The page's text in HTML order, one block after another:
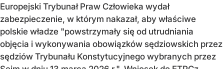
Europejski Trybunał Praw Człowieka wydał
zabezpieczenie, w którym nakazał, aby właściwe
polskie władze "powstrzymały się od utrudniania
objęcia i wykonywania obowiązków sędziowskich przez
sędziów Trybunału Konstytucyjnego wybranych przez